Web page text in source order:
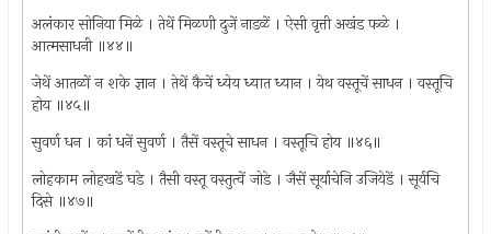
अलंकार सोनिया मिळे । तेथें मिळणी दुजें नाडळें । ऐसी वृत्ती अखंड फळे ।
आत्मसाधनी ॥४४॥
जेथें आतळों न शके ज्ञान । तेथें कैचें ध्येय ध्यात ध्यान । येथ वस्तूचें साधन । वस्तूचि
होय ॥४५॥
सुवर्ण धन । कां धनें सुवर्ण । तैसें वस्तूचे साधन । वस्तूचि होय ॥४६॥
लोहकाम लोहखडें घडे । तैसी वस्तू वस्तुत्वें जोडे । जैसें सूर्याचेनि उजियेडें । सूर्यचि
दिसे ॥४७॥